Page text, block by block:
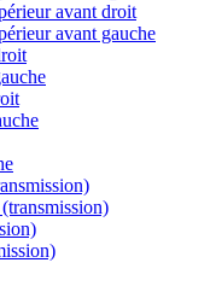
avant droit
avant gauche